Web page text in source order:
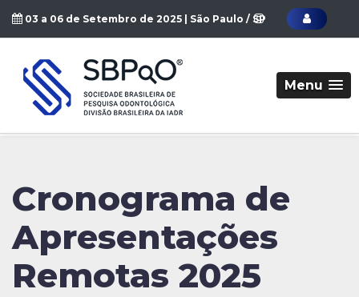
03 a 06 de Setembro de 2025 | São Paulo / SP
Menu
Cronograma de
Apresentações
Remotas 2025